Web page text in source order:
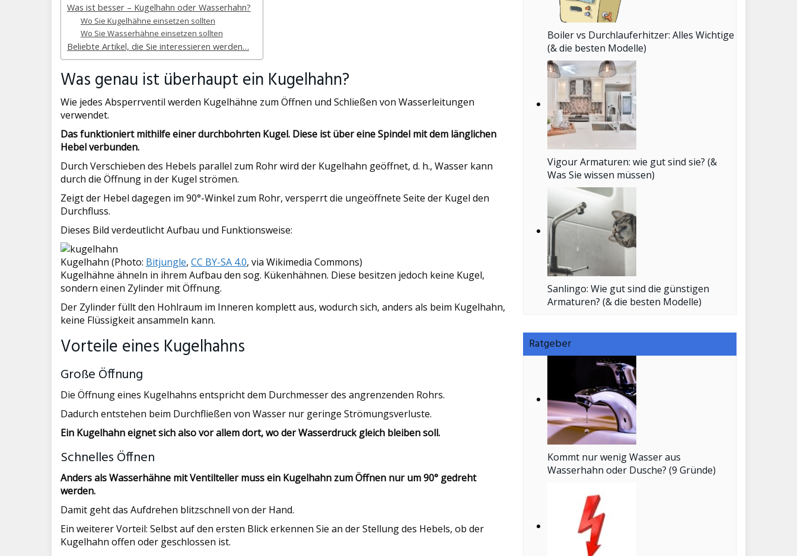
Was ist besser – Kugelhahn oder Wasserhahn?
Wo Sie Kugelhähne einsetzen sollten
Wo Sie Wasserhähne einsetzen sollten
Beliebte Artikel, die Sie interessieren werden…
Was genau ist überhaupt ein Kugelhahn?
Wie jedes Absperrventil werden Kugelhähne zum Öffnen und Schließen von Wasserleitungen
verwendet.
Das funktioniert mithilfe einer durchbohrten Kugel. Diese ist über eine Spindel mit dem länglichen
Hebel verbunden.
Durch Verschieben des Hebels parallel zum Rohr wird der Kugelhahn geöffnet, d. h., Wasser kann
durch die Öffnung in der Kugel strömen.
Zeigt der Hebel dagegen im 90°-Winkel zum Rohr, versperrt die ungeöffnete Seite der Kugel den
Durchfluss.
Dieses Bild verdeutlicht Aufbau und Funktionsweise:
Kugelhahn (Photo: Bitjungle, CC BY-SA 4.0, via Wikimedia Commons)
Kugelhähne ähneln in ihrem Aufbau den sog. Kükenhähnen. Diese besitzen jedoch keine Kugel,
sondern einen Zylinder mit Öffnung.
Der Zylinder füllt den Hohlraum im Inneren komplett aus, wodurch sich, anders als beim Kugelhahn,
keine Flüssigkeit ansammeln kann.
Vorteile eines Kugelhahns
Große Öffnung
Die Öffnung eines Kugelhahns entspricht dem Durchmesser des angrenzenden Rohrs.
Dadurch entstehen beim Durchfließen von Wasser nur geringe Strömungsverluste.
Ein Kugelhahn eignet sich also vor allem dort, wo der Wasserdruck gleich bleiben soll.
Schnelles Öffnen
Anders als Wasserhähne mit Ventilteller muss ein Kugelhahn zum Öffnen nur um 90° gedreht
werden.
Damit geht das Aufdrehen blitzschnell von der Hand.
Ein weiterer Vorteil: Selbst auf den ersten Blick erkennen Sie an der Stellung des Hebels, ob der
Kugelhahn offen oder geschlossen ist.
Boiler vs Durchlauferhitzer: Alles Wichtige
(& die besten Modelle)
Vigour Armaturen: wie gut sind sie? (&
Was Sie wissen müssen)
Sanlingo: Wie gut sind die günstigen
Armaturen? (& die besten Modelle)
Ratgeber
Kommt nur wenig Wasser aus
Wasserhahn oder Dusche? (9 Gründe)